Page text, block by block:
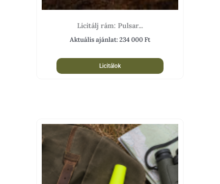
Licitálj rám: Pulsar...
Aktuális ajánlat:234 000Ft
Licitálok